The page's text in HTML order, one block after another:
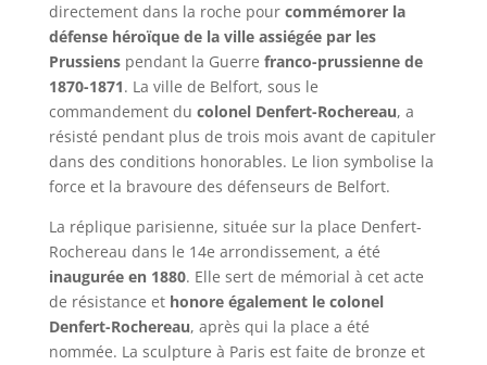
directement dans la roche pour commémorer la
défense héroïque de la ville assiégée par les
Prussienspendant la Guerre franco-prussienne de
1870-1871. La ville de Belfort, sous le
commandement du colonel Denfert-Rochereau, a
résisté pendant plus de trois mois avant de capituler
dans des conditions honorables. Le lion symbolise la
force et la bravoure des défenseurs de Belfort.
La réplique parisienne, située sur la place Denfert-
Rochereau dans le 14e arrondissement, a été
inaugurée en 1880. Elle sert de mémorial à cet acte
de résistance et honore également le colonel
Denfert-Rochereau, après qui la place a été
nommée. La sculpture à Paris est faite de bronze et